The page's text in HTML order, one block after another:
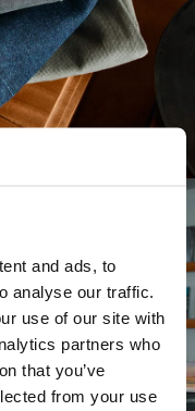
and ads, to
analyse our traffic.
use of our site with
partners who
that you’ve
from your use